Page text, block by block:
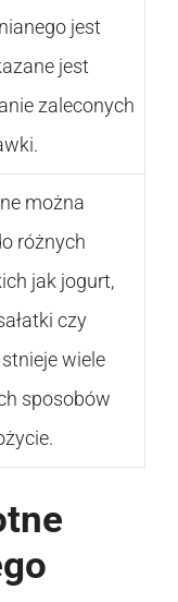
jest
jest
zaleconych
można
różnych
jak jogurt,
czy
wiele
sposobów